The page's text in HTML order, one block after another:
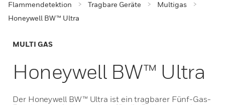
Flammendetektion
Tragbare Geräte
Multigas
Honeywell BW™ Ultra
MULTI GAS
Honeywell BW™ Ultra
Der Honeywell BW™ Ultra ist ein tragbarer Fünf-Gas-